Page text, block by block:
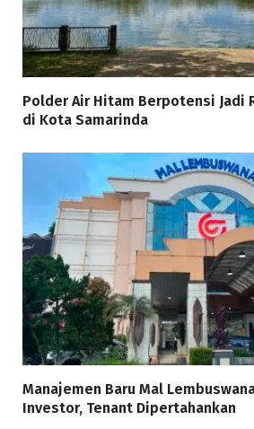
Polder Air Hitam Berpotensi Jadi
di Kota Samarinda
Manajemen Baru Mal
Investor, Tenant Dipertahankan